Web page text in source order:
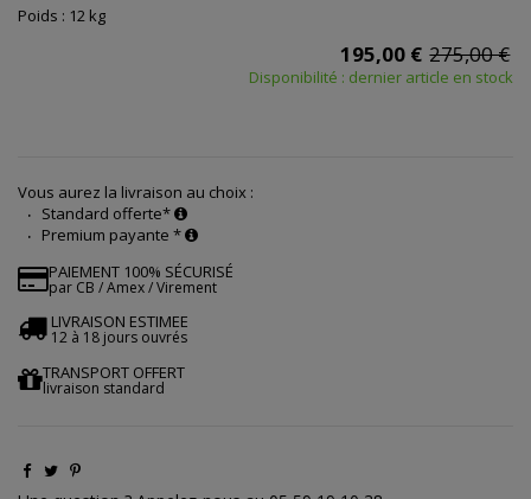
Poids : 12 kg
195,00 € 275,00 €
Disponibilité : dernier article en stock
Vous aurez la livraison au choix :
Standard offerte*
Premium payante *
PAIEMENT 100% SÉCURISÉ
par CB / Amex / Virement
LIVRAISON ESTIMEE
12 à 18 jours ouvrés
TRANSPORT OFFERT
livraison standard